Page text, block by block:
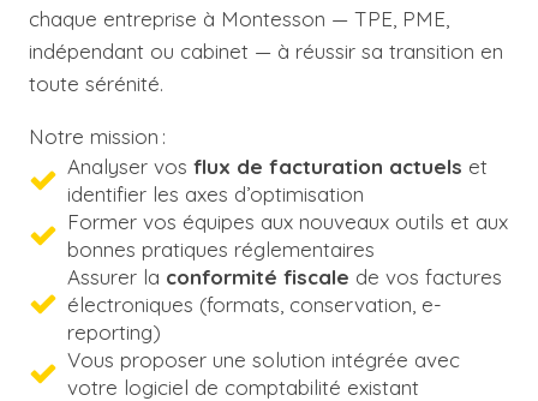
chaque entreprise à Montesson — TPE, PME,
indépendant ou cabinet — à réussir sa transition en
toute sérénité.
Notre mission :
Analyser vosflux de facturation actuels et
identifier les axes d’optimisation
Former vos équipes aux nouveaux outils et aux
bonnes pratiques réglementaires
Assurer la conformité fiscale de vos factures
électroniques (formats, conservation, e-
reporting)
Vous proposer une solution intégrée avec
votre logiciel de comptabilité existant